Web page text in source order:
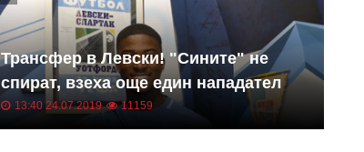
Трансфер в Левски! "Сините" не
спират, взеха още един нападател
13:40 24.07.2019 11159